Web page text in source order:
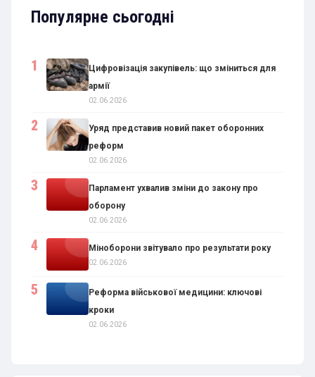
Популярне сьогодні
Цифровізація закупівель: що зміниться для
армії
02.06.2026
Уряд представив новий пакет оборонних
реформ
02.06.2026
Парламент ухвалив зміни до закону про
оборону
02.06.2026
Міноборони звітувало про результати року
02.06.2026
Реформа військової медицини: ключові
кроки
02.06.2026